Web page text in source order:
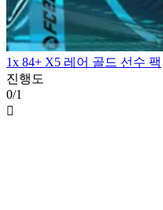
1x 84+ X5 레어 골드 선수 팩
진행도
0/1
